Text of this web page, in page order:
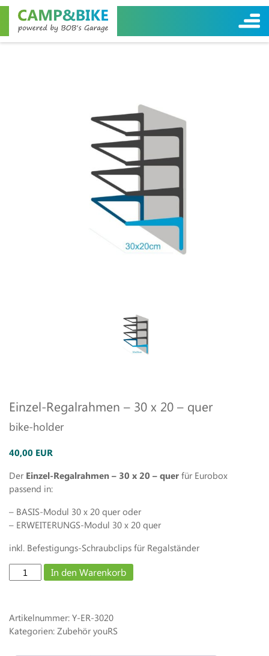
Einzel-Regalrahmen – 30 x 20 – quer
bike-holder
40,00 EUR
Der Einzel-Regalrahmen – 30 x 20 – quer für Eurobox
passend in:
– BASIS-Modul 30 x 20 quer oder
– ERWEITERUNGS-Modul 30 x 20 quer
inkl. Befestigungs-Schraubclips für Regalständer
Einzel-
Regalrahmen
x
20
In den Warenkorb
Artikelnummer: Y-ER-3020
Kategorien: Zubehör youRS